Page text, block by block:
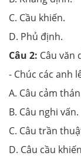
C. Cầu khiến.
D. Phủ định.
Câu 2: Câu văn
- Chúc các anh
A. Câu cảm
B. Câu nghi vấn.
C. Câu trần
D. Câu cầu